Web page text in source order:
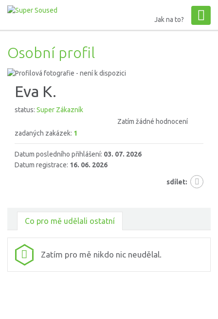
Jak na to?
Osobní profil
Eva K.
status: Super Zákazník
Zatím žádné hodnocení
zadaných zakázek: 1
Datum posledního přihlášení: 03. 07. 2026
Datum registrace: 16. 06. 2026
sdílet:
Co pro mě udělali ostatní
Zatím pro mě nikdo nic neudělal.